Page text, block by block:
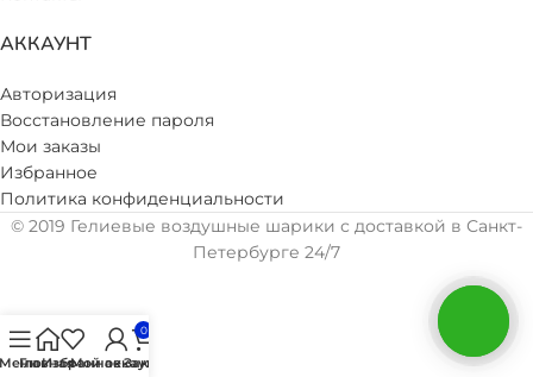
АККАУНТ
Авторизация
Восстановление пароля
Мои заказы
Избранное
Политика конфиденциальности
© 2019 Гелиевые воздушные шарики с доставкой в Санкт-
Петербурге 24/7
Главная
Избранное
Мой аккаунт
0
Заказ